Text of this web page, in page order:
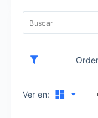
Control de
Ver en: